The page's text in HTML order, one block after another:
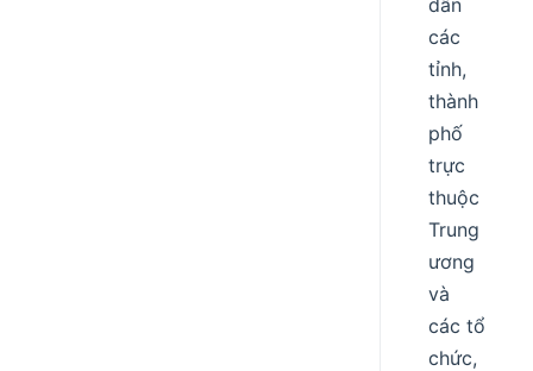
các
tỉnh,
thành
phố
trực
thuộc
Trung
ương
và
các tổ
chức,